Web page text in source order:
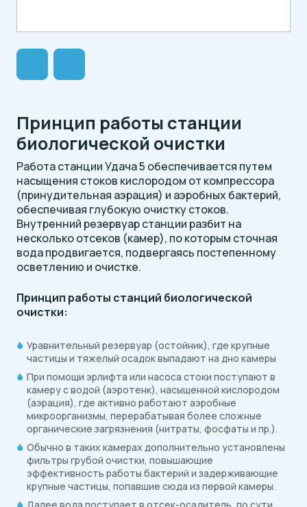
Принцип работы станции
биологической очистки
Работа станции Удача 5 обеспечивается путем
насыщения стоков кислородом от компрессора
(принудительная аэрация) и аэробных бактерий,
обеспечивая глубокую очистку стоков.
Внутренний резервуар станции разбит на
несколько отсеков (камер), по которым сточная
вода продвигается, подвергаясь постепенному
осветлению и очистке.
Принцип работы станций биологической
очистки:
Уравнительный резервуар (остойник), где крупные
частицы и тяжелый осадок выпадают на дно камеры
При помощи эрлифта или насоса стоки поступают в
камеру с водой (аэротенк), насыщенной кислородом
(аэрация), где активно работают аэробные
микроорганизмы, перерабатывая более сложные
органические загрязнения (нитраты, фосфаты и пр.).
Обычно в таких камерах дополнительно установлены
фильтры грубой очистки, повышающие
эффективность работы бактерий и задерживающие
крупные частицы, попавшие сюда из первой камеры.